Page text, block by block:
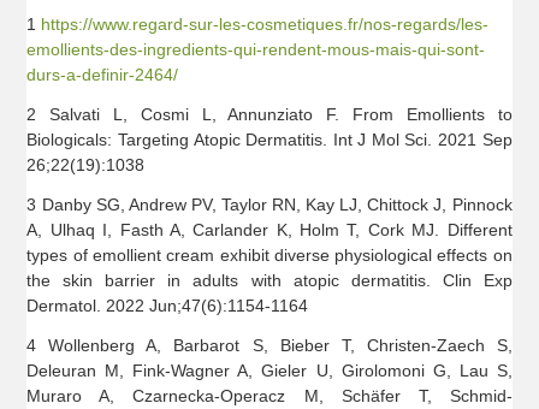
1 https://www.regard-sur-les-cosmetiques.fr/nos-regards/les-
emollients-des-ingredients-qui-rendent-mous-mais-qui-sont-
durs-a-definir-2464/
2 Salvati L, Cosmi L, Annunziato F. From Emollients to
Biologicals: Targeting Atopic Dermatitis. Int J Mol Sci. 2021 Sep
26;22(19):1038
3 Danby SG, Andrew PV, Taylor RN, Kay LJ, Chittock J, Pinnock
A, Ulhaq I, Fasth A, Carlander K, Holm T, Cork MJ. Different
types of emollient cream exhibit diverse physiological effects on
the skin barrier in adults with atopic dermatitis. Clin Exp
Dermatol. 2022 Jun;47(6):1154-1164
4 Wollenberg A, Barbarot S, Bieber T, Christen-Zaech S,
Deleuran M, Fink-Wagner A, Gieler U, Girolomoni G, Lau S,
Muraro A, Czarnecka-Operacz M, Schäfer T, Schmid-